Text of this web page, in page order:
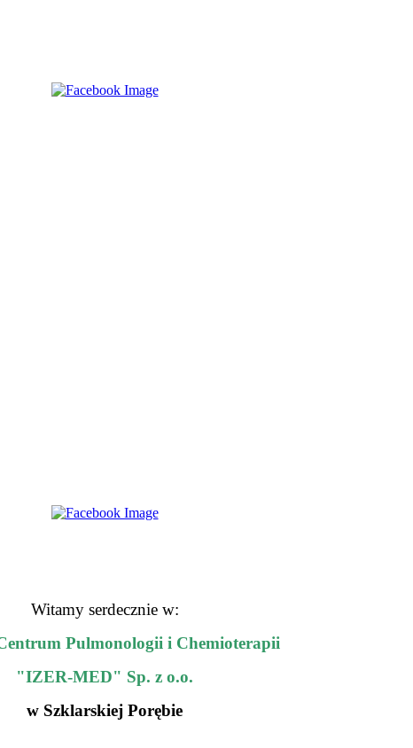
Witamy serdecznie w:
Pulmonologii i Chemioterapii
"IZER-MED" Sp. z o.o.
w Szklarskiej Porębie